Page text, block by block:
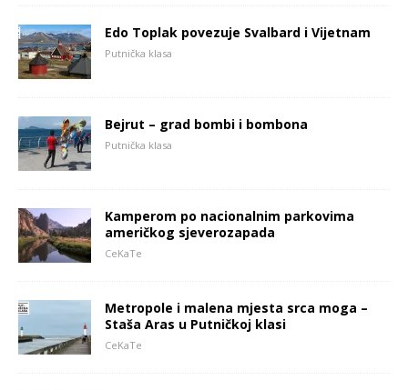
Edo Toplak povezuje Svalbard i Vijetnam
Putnička klasa
Bejrut – grad bombi i bombona
Putnička klasa
Kamperom po nacionalnim parkovima
američkog sjeverozapada
CeKaTe
Metropole i malena mjesta srca moga –
Staša Aras u Putničkoj klasi
CeKaTe